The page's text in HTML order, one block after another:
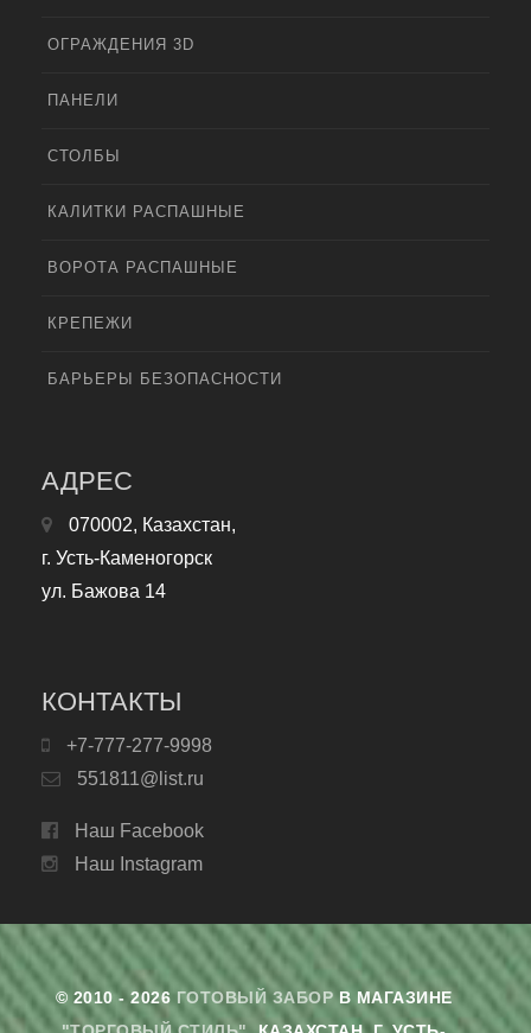
ОГРАЖДЕНИЯ 3D
ПАНЕЛИ
СТОЛБЫ
КАЛИТКИ РАСПАШНЫЕ
ВОРОТА РАСПАШНЫЕ
КРЕПЕЖИ
БАРЬЕРЫ БЕЗОПАСНОСТИ
АДРЕС
070002, Казахстан,
г. Усть-Каменогорск
ул. Бажова 14
КОНТАКТЫ
+7-777-277-9998
551811@list.ru
Наш Facebook
Наш Instagram
© 2010 - 2026 ГОТОВЫЙ ЗАБОРВ МАГАЗИНЕ